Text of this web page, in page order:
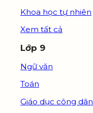
Khoa học tự nhiên
Xem tất cả
Lớp 9
Ngữ văn
Toán
Giáo dục công dân